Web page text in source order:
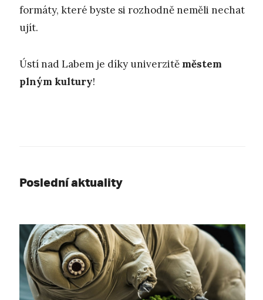
formáty, které byste si rozhodně neměli nechat
ujít.
Ústí nad Labem je díky univerzitě městem
plným kultury!
Poslední aktuality